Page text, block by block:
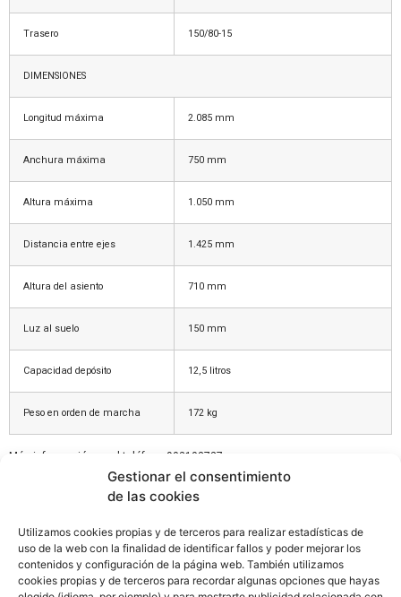
Gestionar el consentimiento
de las cookies
Utilizamos cookies propias y de terceros para realizar estadísticas de
uso de la web con la finalidad de identificar fallos y poder mejorar los
contenidos y configuración de la página web. También utilizamos
cookies propias y de terceros para recordar algunas opciones que hayas
Trasero 150/80-15
DIMENSIONES
Longitud máxima 2.085 mm
Anchura máxima 750 mm
Altura máxima 1.050 mm
Distancia entre ejes 1.425 mm
Altura del asiento 710 mm
Luz al suelo 150 mm
Capacidad depósito 12,5 litros
Peso en orden de marcha 172 kg
Más información en el teléfono 902103727